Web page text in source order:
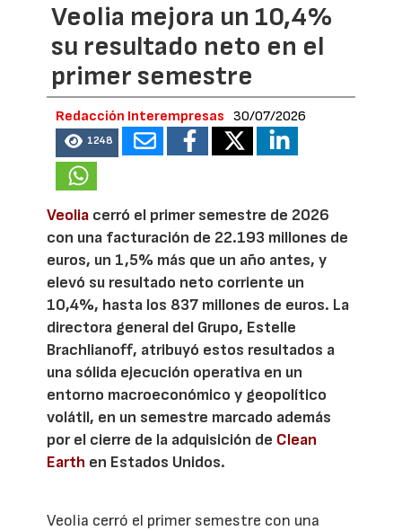
Veolia mejora un 10,4%
su resultado neto en el
primer semestre
Redacción Interempresas 30/07/2026
1248
Veolia cerró el primer semestre de 2026
con una facturación de 22.193 millones de
euros, un 1,5% más que un año antes, y
elevó su resultado neto corriente un
10,4%, hasta los 837 millones de euros. La
directora general del Grupo, Estelle
Brachlianoff, atribuyó estos resultados a
una sólida ejecución operativa en un
entorno macroeconómico y geopolítico
volátil, en un semestre marcado además
por el cierre de la adquisición de Clean
Earth en Estados Unidos.
Veolia cerró el primer semestre con una